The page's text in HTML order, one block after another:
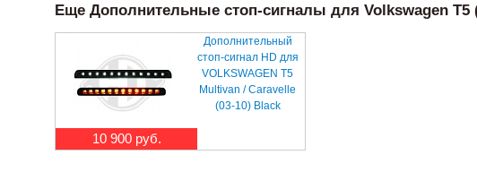
Еще Дополнительные стоп-сигналы для Volkswagen T5
10 900 руб.
Дополнительный
стоп-сигнал HD для
VOLKSWAGEN T5
Multivan / Caravelle
(03-10) Black